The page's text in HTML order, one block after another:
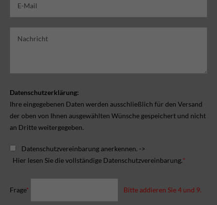
Datenschutzerklärung:
Ihre eingegebenen Daten werden ausschließlich für den Versand
der oben von Ihnen ausgewählten Wünsche gespeichert und nicht
an Dritte weitergegeben.
Datenschutzvereinbarung anerkennen. ->
Hier lesen Sie die vollständige Datenschutzvereinbarung.*
Frage* Bitte addieren Sie 4 und 9.